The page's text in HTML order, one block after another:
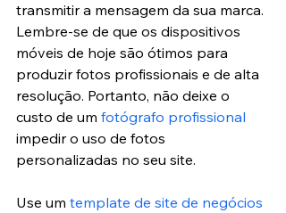
transmitir a mensagem da sua marca.
Lembre-se de que os dispositivos
móveis de hoje são ótimos para
produzir fotos profissionais e de alta
resolução. Portanto, não deixe o
custo de um fotógrafo profissional
impedir o uso de fotos
personalizadas no seu site.
Use um template de site de negócios